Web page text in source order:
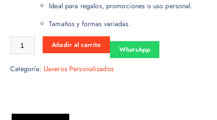
Ideal para regalos, promociones o uso personal.
Tamaños y formas variadas.
Llavero con forma de Corazón cantidad
Añadir al carrito
WhatsApp
Categoría: Llaveros Personalizados